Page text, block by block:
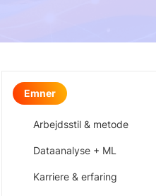
Emner
Arbejdsstil & metode
Dataanalyse + ML
Karriere & erfaring